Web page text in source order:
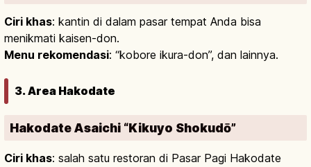
Ciri khas: kantin di dalam pasar tempat Anda bisa
menikmati kaisen-don.
Menu rekomendasi: “kobore ikura-don”, dan lainnya.
3. Area Hakodate
Hakodate Asaichi “Kikuyo Shokudō”
Ciri khas: salah satu restoran di Pasar Pagi Hakodate